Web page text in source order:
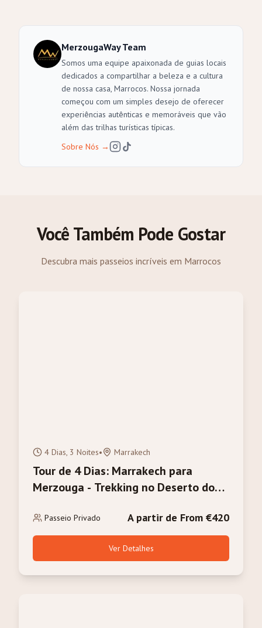
MerzougaWay Team
Somos uma equipe apaixonada de guias locais
dedicados a compartilhar a beleza e a cultura
de nossa casa, Marrocos. Nossa jornada
começou com um simples desejo de oferecer
experiências autênticas e memoráveis que vão
além das trilhas turísticas típicas.
Sobre Nós →
Você Também Pode Gostar
Descubra mais passeios incríveis em Marrocos
4 Dias, 3 Noites• Marrakech
Tour de 4 Dias: Marrakech para
Merzouga - Trekking no Deserto do
Passeio Privado A partir de From €420
Ver Detalhes